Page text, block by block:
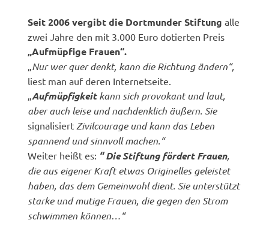
Seit 2006 vergibt die Dortmunder Stiftungalle
zwei Jahre den mit 3.000 Euro dotierten Preis
„Aufmüpfige Frauen“.
„Nur wer quer denkt, kann die Richtung ändern“,
liest man auf deren Internetseite.
„Aufmüpfigkeitkann sich provokant und laut,
aber auch leise und nachdenklich äußern. Sie
signalisiert Zivilcourage und kann das Leben
spannend und sinnvoll machen.“
Weiter heißt es: “Die Stiftung fördert Frauen,
die aus eigener Kraft etwas Originelles geleistet
haben, das dem Gemeinwohl dient. Sie unterstützt
starke und mutige Frauen, die gegen den Strom
schwimmen können…“